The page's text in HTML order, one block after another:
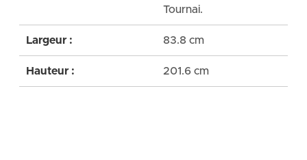
Tournai.
Largeur : 83.8 cm
Hauteur : 201.6 cm